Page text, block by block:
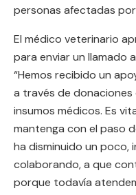
personas afectadas
El médico veterinario
para enviar un llamado
“Hemos recibido un
a través de donaciones
insumos médicos. Es
mantenga con el paso
ha disminuido un poco,
colaborando, a que
porque todavía